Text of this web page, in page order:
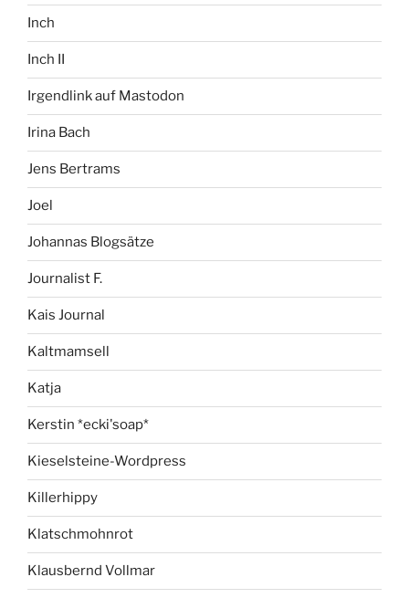
Inch
Inch II
Irgendlink auf Mastodon
Irina Bach
Jens Bertrams
Joel
Johannas Blogsätze
Journalist F.
Kais Journal
Kaltmamsell
Katja
Kerstin *ecki'soap*
Kieselsteine-Wordpress
Killerhippy
Klatschmohnrot
Klausbernd Vollmar